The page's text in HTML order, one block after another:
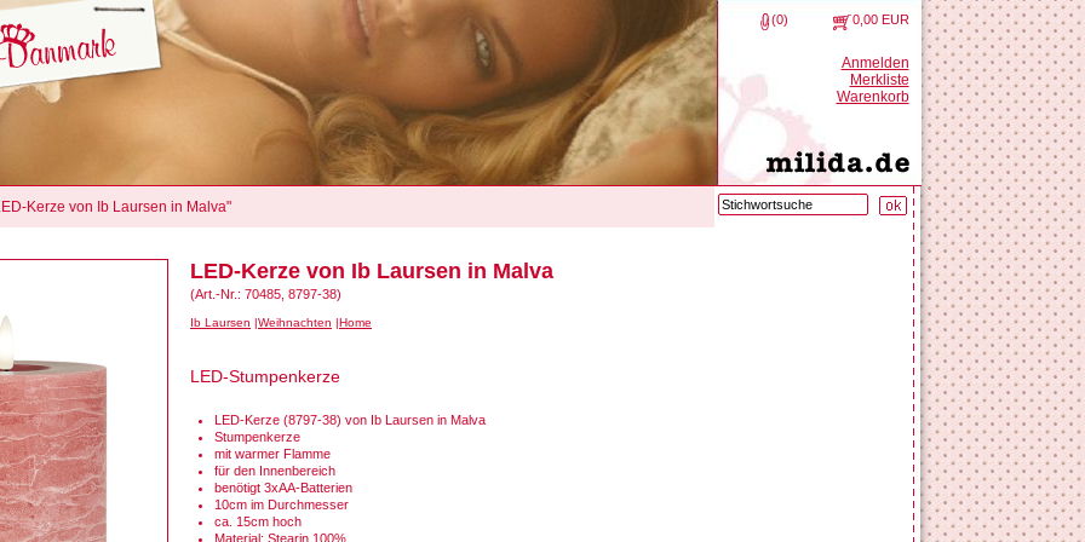
(0) 0,00 EUR
Anmelden
Merkliste
Warenkorb
Kerze von Ib Laursen in Malva"
LED-Kerze von Ib Laursen in Malva
(Art.-Nr.: 70485, 8797-38)
Ib Laursen Weihnachten Home
LED-Stumpenkerze
LED-Kerze (8797-38) von Ib Laursen in Malva
Stumpenkerze
mit warmer Flamme
für den Innenbereich
benötigt 3xAA-Batterien
10cm im Durchmesser
ca. 15cm hoch
Material: Stearin 100%